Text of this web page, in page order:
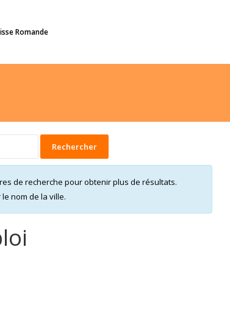
Romande
Rechercher
de recherche pour obtenir plus de résultats.
nom de la ville.